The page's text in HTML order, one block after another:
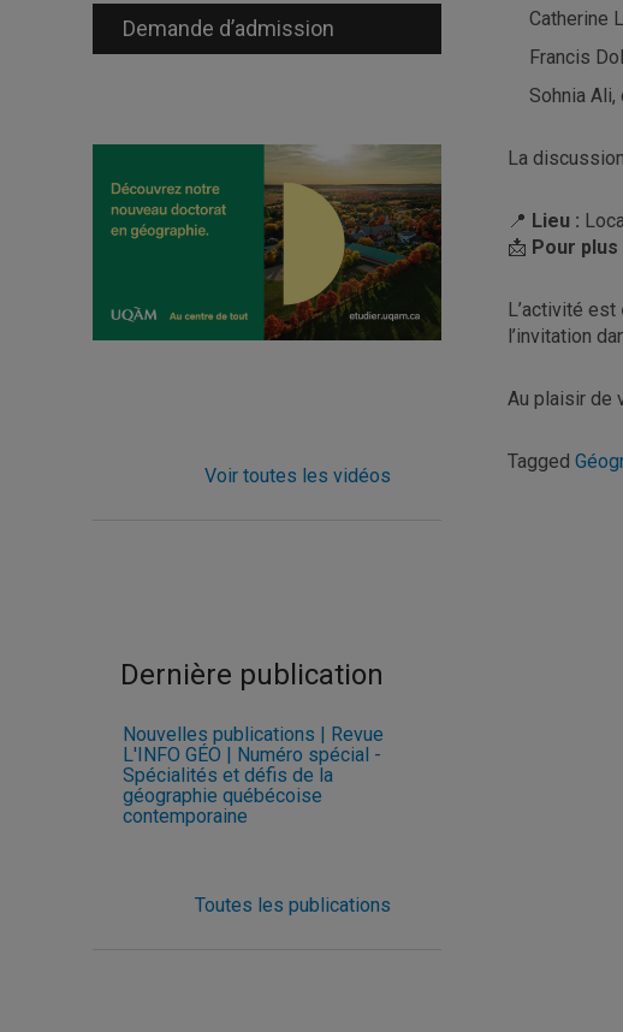
Demande d’admission
Voir toutes les vidéos
Dernière publication
Nouvelles publications | Revue
L'INFO GÉO | Numéro spécial -
Spécialités et défis de la
géographie québécoise
contemporaine
Toutes les publications
Catherine
Francis
Sohnia Ali,
La
📍 Lieu :
📩 Pour plus
L’activité est
l’invitation
Au plaisir de
Tagged